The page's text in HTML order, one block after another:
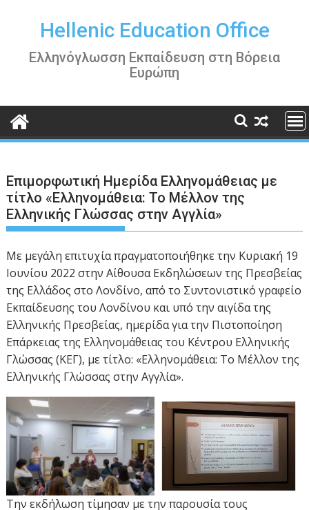
περιεχόμενοHellenic Education Office
Ελληνόγλωσση Εκπαίδευση στη Βόρεια
Ευρώπη
Επιμορφωτική Ημερίδα Ελληνομάθειας με
τίτλο «Ελληνομάθεια: Το Μέλλον της
Ελληνικής Γλώσσας στην Αγγλία»
Με μεγάλη επιτυχία πραγματοποιήθηκε την Κυριακή 19
Ιουνίου 2022 στην Αίθουσα Εκδηλώσεων της Πρεσβείας
της Ελλάδος στο Λονδίνο, από το Συντονιστικό γραφείο
Εκπαίδευσης του Λονδίνου και υπό την αιγίδα της
Ελληνικής Πρεσβείας, ημερίδα για την Πιστοποίηση
Επάρκειας της Ελληνομάθειας του Κέντρου Ελληνικής
Γλώσσας (ΚΕΓ), με τίτλο: «Ελληνομάθεια: Το Μέλλον της
Ελληνικής Γλώσσας στην Αγγλία».
Την εκδήλωση τίμησαν με την παρουσία τους